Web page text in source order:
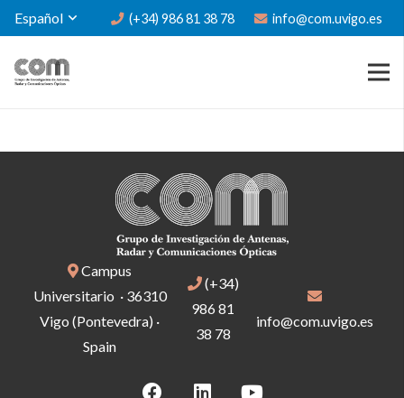
Español (+34) 986 81 38 78 info@com.uvigo.es
Campus
Universitario · 36310
Vigo (Pontevedra) ·
Spain
(+34)
986 81
38 78
info@com.uvigo.es